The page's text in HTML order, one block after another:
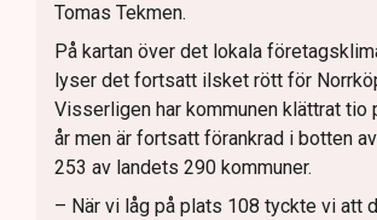
Tomas Tekmen.
På kartan över det lokala
lyser det fortsatt ilsket rött för
Visserligen har kommunen klättrat tio
år men är fortsatt förankrad i botten
253 av landets 290 kommuner.
– När vi låg på plats 108 tyckte vi att